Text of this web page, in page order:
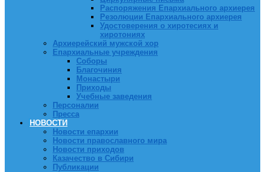
Распоряжения Епархиального архиерея
Резолюции Епархиального архиерея
Удостоверения о хиротесиях и
хиротониях
Архиерейский мужской хор
Епархиальные учреждения
Соборы
Благочиния
Монастыри
Приходы
Учебные заведения
Персоналии
Пресса
НОВОСТИ
Новости епархии
Новости православного мира
Новости приходов
Казачество в Сибири
Публикации